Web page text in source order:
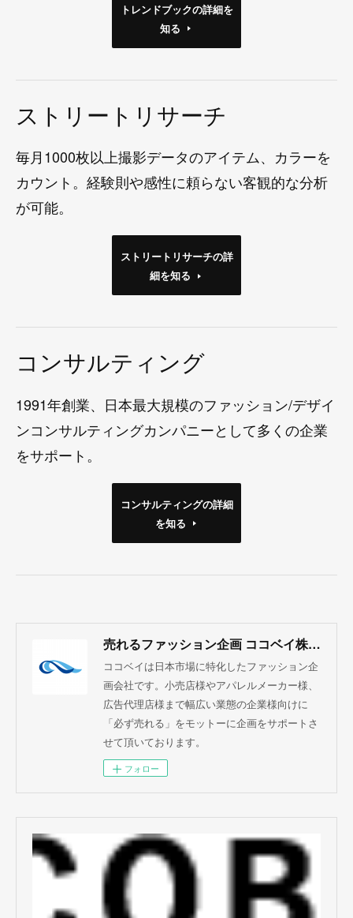
トレンドブックの詳細を
知る
ストリートリサーチ
毎月1000枚以上撮影データのアイテム、カラーを
カウント。経験則や感性に頼らない客観的な分析
が可能。
ストリートリサーチの詳
細を知る
コンサルティング
1991年創業、日本最大規模のファッション/デザイ
ンコンサルティングカンパニーとして多くの企業
をサポート。
コンサルティングの詳細
を知る
売れるファッション企画 ココベイ株式会社
ココベイは日本市場に特化したファッション企
画会社です。小売店様やアパレルメーカー様、
広告代理店様まで幅広い業態の企業様向けに
「必ず売れる」をモットーに企画をサポートさ
せて頂いております。
フォロー